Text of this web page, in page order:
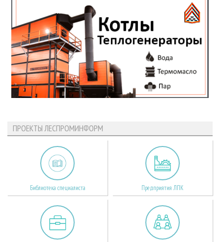
ПРОЕКТЫ ЛЕСПРОМИНФОРМ
Библиотека специалиста Предприятия ЛПК